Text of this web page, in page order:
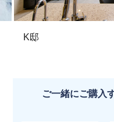
K邸
ご一緒にご購入